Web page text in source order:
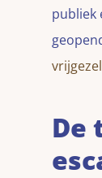
publiek
De